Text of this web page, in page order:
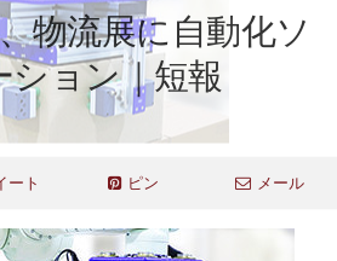
物流展に自動化ソ
ション｜短報
ート ピン メール